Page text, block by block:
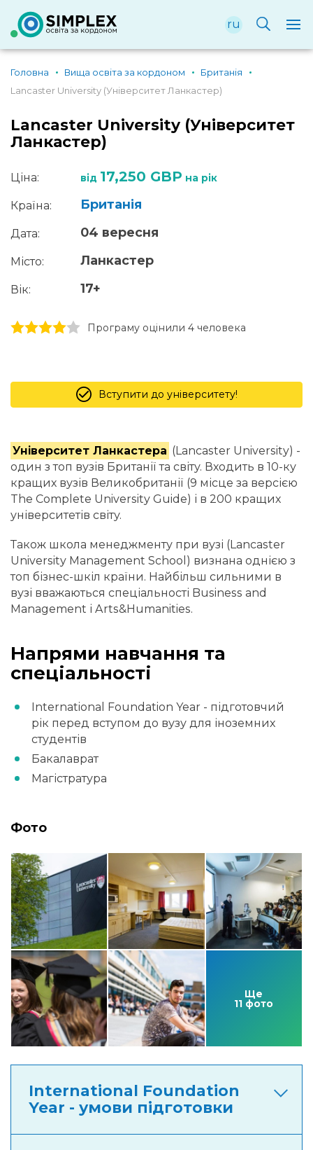
ru
Головна Вища освіта за кордоном
Британія
Lancaster University (Університет Ланкастер)
Lancaster University (Університет
Ланкастер)
Ціна: від 17,250 GBP на рік
Країна: Британія
Дата: 04 вересня
Місто: Ланкастер
Вік: 17+
5 stars
4 stars
3 stars
2 stars
1 stars Програму оцінили 4 человекa
Вступити до університету!
Університет Ланкастера (Lancaster University) -
один з топ вузів Британії та світу. Входить в 10-ку
кращих вузів Великобританії (9 місце за версією
The Complete University Guide) і в 200 кращих
університетів світу.
Також школа менеджменту при вузі (Lancaster
University Management School) визнана однією з
топ бізнес-шкіл країни. Найбільш сильними в
вузі вважаються спеціальності Business and
Management і Arts&Humanities.
Напрями навчання та
спеціальності
International Foundation Year - підготовчий
рік перед вступом до вузу для іноземних
студентів
Бакалаврат
Магістратура
Фото
Ще
11 фото
International Foundation
Year - умови підготовки